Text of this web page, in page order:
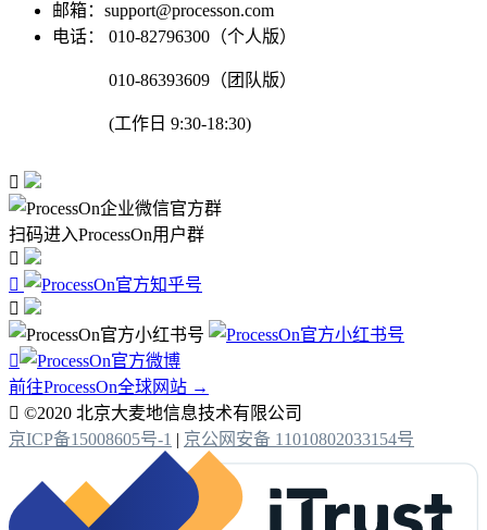
邮箱：support@processon.com
电话：
010-82796300（个人版）
010-86393609（团队版）
(工作日 9:30-18:30)

扫码进入ProcessOn用户群




前往ProcessOn全球网站 →
 ©2020 北京大麦地信息技术有限公司
京ICP备15008605号-1 | 京公网安备 11010802033154号